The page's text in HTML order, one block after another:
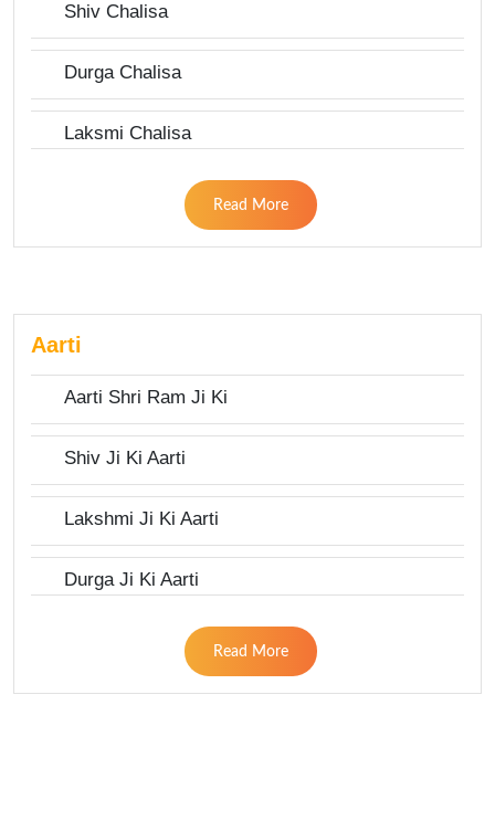
Shiv Chalisa
Durga Chalisa
Laksmi Chalisa
Read More
Aarti
Aarti Shri Ram Ji Ki
Shiv Ji Ki Aarti
Lakshmi Ji Ki Aarti
Durga Ji Ki Aarti
Read More